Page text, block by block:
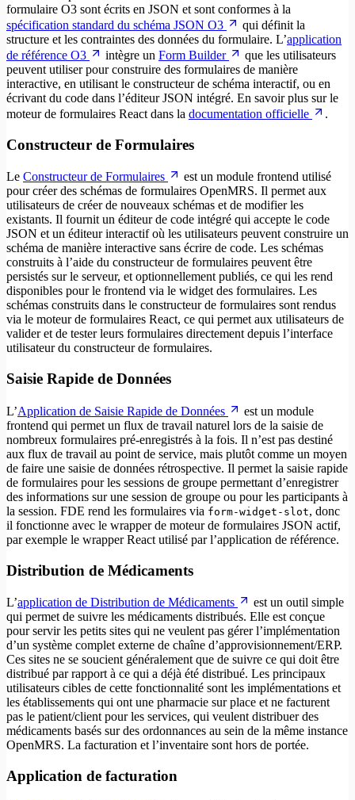
formulaire O3 sont écrits en JSON et sont conformes à la
spécification standard du schéma JSON O3
qui définit la
structure et les contraintes des données du formulaire. L’application
de référence O3
intègre un Form Builder
que les utilisateurs
peuvent utiliser pour construire des formulaires de manière
interactive, en utilisant le constructeur de schéma interactif, ou en
écrivant du code dans l’éditeur JSON intégré. En savoir plus sur le
moteur de formulaires React dans la documentation officielle .
Constructeur de Formulaires
Le Constructeur de Formulaires
est un module frontend utilisé
pour créer des schémas de formulaires OpenMRS. Il permet aux
utilisateurs de créer de nouveaux schémas et de modifier les
existants. Il fournit un éditeur de code intégré qui accepte le code
JSON et un éditeur interactif où les utilisateurs peuvent construire un
schéma de manière interactive sans écrire de code. Les schémas
construits à l’aide du constructeur de formulaires peuvent être
persistés sur le serveur, et optionnellement publiés, ce qui les rend
disponibles pour le frontend via le widget des formulaires. Les
schémas construits dans le constructeur de formulaires sont rendus
via le moteur de formulaires React, ce qui permet aux utilisateurs de
valider et de tester leurs formulaires directement depuis l’interface
utilisateur du constructeur de formulaires.
Saisie Rapide de Données
L’Application de Saisie Rapide de Données
est un module
frontend qui permet un flux de travail naturel lors de la saisie de
nombreux formulaires pré-enregistrés à la fois. Il n’est pas destiné
aux flux de travail au point de service, mais plutôt comme un moyen
de faire une saisie de données rétrospective. Il permet la saisie rapide
de formulaires pour les sessions de groupe permettant d’enregistrer
des informations sur une session de groupe ou pour les participants à
la session. FDE rend les formulaires via form-widget-slot, donc
il fonctionne avec le wrapper de moteur de formulaires JSON actif,
par exemple le wrapper React utilisé par l’application de référence.
Distribution de Médicaments
L’application de Distribution de Médicaments
est un outil simple
qui permet de suivre les médicaments distribués. Elle est conçue
pour servir les petits sites qui ne veulent pas gérer l’implémentation
d’un système complet externe de chaîne d’approvisionnement/ERP.
Ces sites ne se soucient généralement que de suivre ce qui doit être
distribué par rapport à ce qui a déjà été distribué. Les principaux
utilisateurs cibles de cette fonctionnalité sont les implémentations et
les établissements qui ont une pharmacie sur place et ne facturent
pas le patient/client pour les services, qui veulent distribuer des
médicaments basés sur des ordonnances au sein de la même instance
OpenMRS. La facturation et l’inventaire sont hors de portée.
Application de facturation